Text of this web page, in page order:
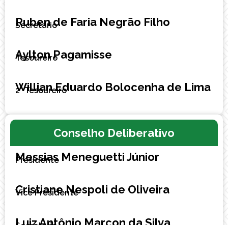
Ruben de Faria Negrão Filho
Secretário
Aylton Pagamisse
Tesoureiro
Willian Eduardo Bolocenha de Lima
2° Tesoureiro
Conselho Deliberativo
Messias Meneguetti Júnior
Presidente
Cristiane Nespoli de Oliveira
Vice Presidente
Luiz Antônio Marçon da Silva